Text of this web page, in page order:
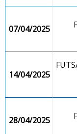
07/04/2025
14/04/2025
28/04/2025